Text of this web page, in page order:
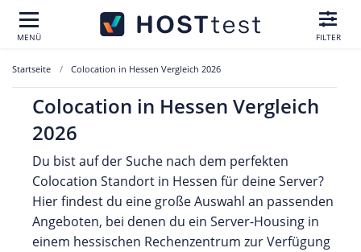
MENÜ FILTER
Startseite Colocation in Hessen Vergleich 2026
Colocation in Hessen Vergleich
2026
Du bist auf der Suche nach dem perfekten
Colocation Standort in Hessen für deine Server?
Hier findest du eine große Auswahl an passenden
Angeboten, bei denen du ein Server-Housing in
einem hessischen Rechenzentrum zur Verfügung